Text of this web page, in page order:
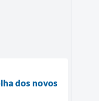
dos novos